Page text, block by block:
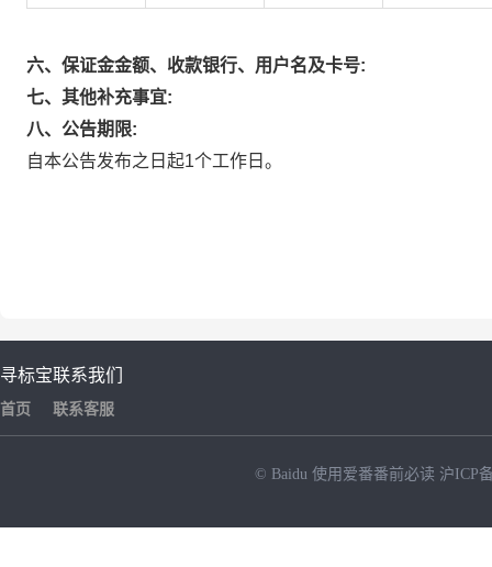
六、保证金金额、收款银行、用户名及卡号:
七、其他补充事宜:
八、公告期限:
自本公告发布之日起1个工作日。
寻标宝
首页
联系我们
联系客服
© Baidu 使用爱番番前必读 沪ICP